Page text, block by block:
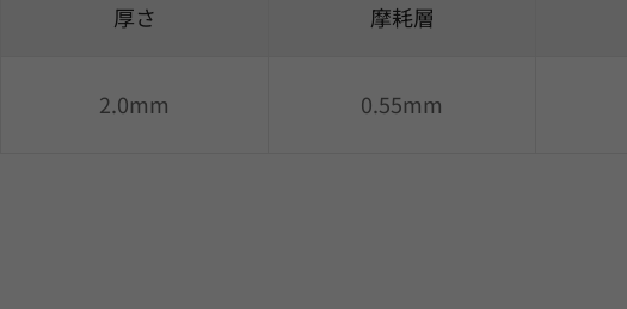
厚さ 摩耗層
2.0mm 0.55mm